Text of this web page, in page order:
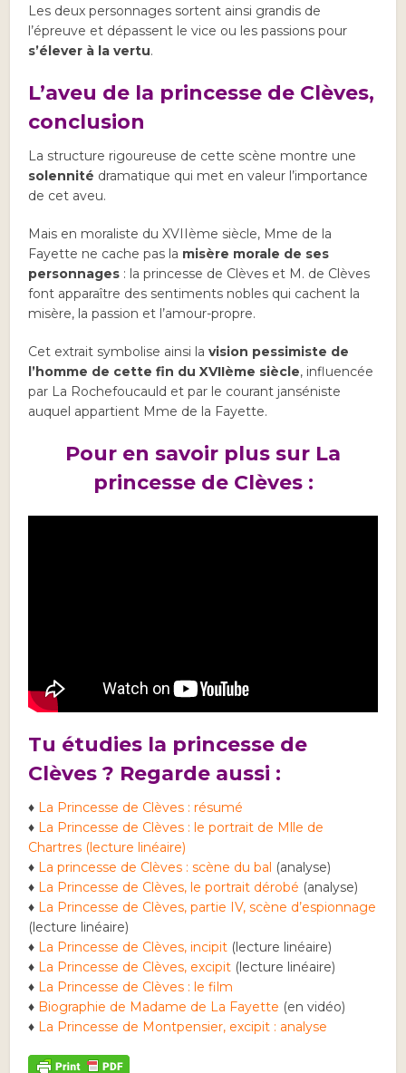
Les deux personnages sortent ainsi grandis de
l’épreuve et dépassent le vice ou les passions pour
s’élever à la vertu.
L’aveu de la princesse de Clèves,
conclusion
La structure rigoureuse de cette scène montre une
solennité dramatique qui met en valeur l’importance
de cet aveu.
Mais en moraliste du XVIIème siècle, Mme de la
Fayette ne cache pas la misère morale de ses
personnages : la princesse de Clèves et M. de Clèves
font apparaître des sentiments nobles qui cachent la
misère, la passion et l’amour-propre.
Cet extrait symbolise ainsi lavision pessimiste de
l’homme de cette fin du XVIIème siècle, influencée
par La Rochefoucauld et par le courant janséniste
auquel appartient Mme de la Fayette.
Pour en savoir plus sur La
princesse de Clèves :
Tu étudies la princesse de
Clèves ? Regarde aussi :
♦ La Princesse de Clèves : résumé
♦ La Princesse de Clèves : le portrait de Mlle de
Chartres (lecture linéaire)
♦ La princesse de Clèves : scène du bal (analyse)
♦ La Princesse de Clèves, le portrait dérobé (analyse)
♦ La Princesse de Clèves, partie IV, scène d’espionnage
(lecture linéaire)
♦ La Princesse de Clèves, incipit (lecture linéaire)
♦ La Princesse de Clèves, excipit (lecture linéaire)
♦ La Princesse de Clèves : le film
♦ Biographie de Madame de La Fayette (en vidéo)
♦ La Princesse de Montpensier, excipit : analyse